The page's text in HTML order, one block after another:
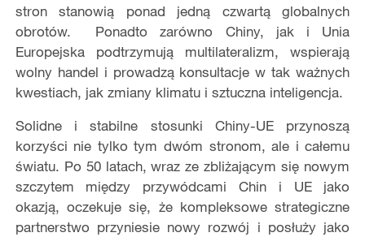
stron stanowią ponad jedną czwartą globalnych
obrotów. Ponadto zarówno Chiny, jak i Unia
Europejska podtrzymują multilateralizm, wspierają
wolny handel i prowadzą konsultacje w tak ważnych
kwestiach, jak zmiany klimatu i sztuczna inteligencja.
Solidne i stabilne stosunki Chiny-UE przynoszą
korzyści nie tylko tym dwóm stronom, ale i całemu
światu. Po 50 latach, wraz ze zbliżającym się nowym
szczytem między przywódcami Chin i UE jako
okazją, oczekuje się, że kompleksowe strategiczne
partnerstwo przyniesie nowy rozwój i posłuży jako